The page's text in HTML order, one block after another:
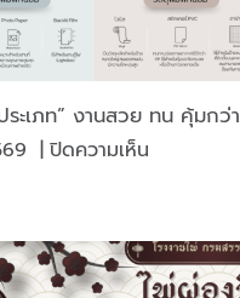
ะเภท” งานสวย ทน คุ้มกว่า
| ปิดความเห็นบน
ให้
“ถูก